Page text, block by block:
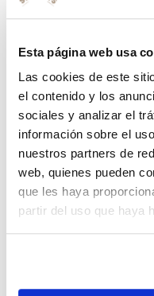
Esta página web usa
Las cookies de este
el contenido y los
sociales y analizar el
información sobre el
nuestros partners de
web, quienes pueden
que les haya
partir del uso que haya
10%
con tu
Apúntate a nuestra
disfruta de un 10% de